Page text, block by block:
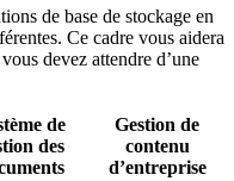
de base de stockage en
Ce cadre vous aidera
devez attendre d’une
de
des
Gestion de
contenu
d’entreprise